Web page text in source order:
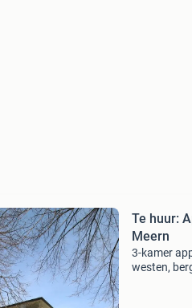
Te huur:
Meern
3-kamer
westen,